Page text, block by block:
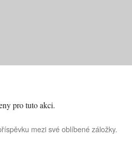
pro tuto akci.
mezi své oblíbené záložky.